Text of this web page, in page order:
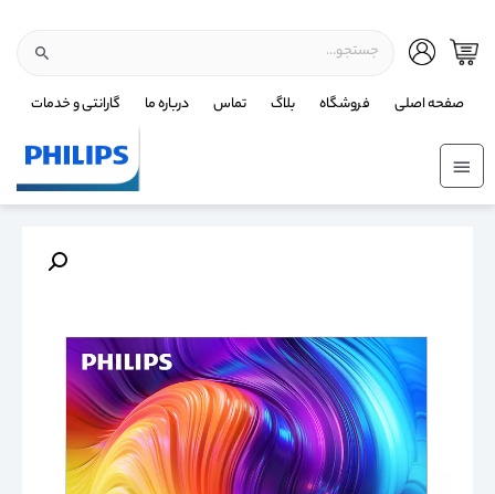
صفحه اصلی فروشگاه بلاگ تماس درباره ما گارانتی و خدمات